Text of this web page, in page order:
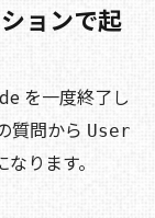
ョンで起
を一度終了し
質問から User
ります。